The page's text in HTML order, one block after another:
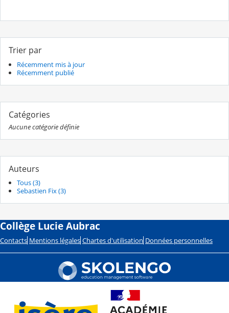
Trier par
Récemment mis à jour
Récemment publié
Catégories
Aucune catégorie définie
Auteurs
Tous (3)
Sebastien Fix (3)
Collège Lucie Aubrac
Contacts Mentions légales Chartes d'utilisation Données personnelles